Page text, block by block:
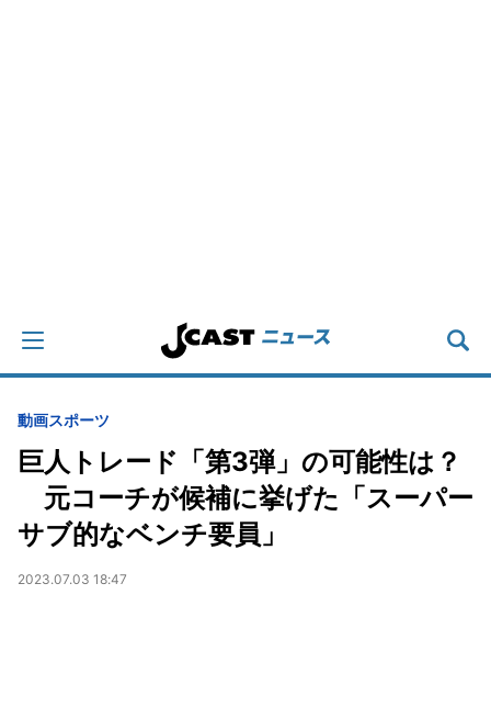
動画スポーツ
巨人トレード「第3弾」の可能性は？
元コーチが候補に挙げた「スーパー
サブ的なベンチ要員」
2023.07.03 18:47